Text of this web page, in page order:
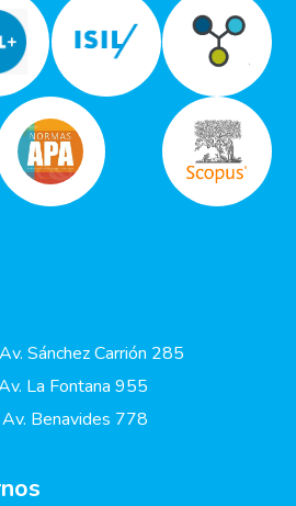
Sánchez Carrión 285
La Fontana 955
Benavides 778